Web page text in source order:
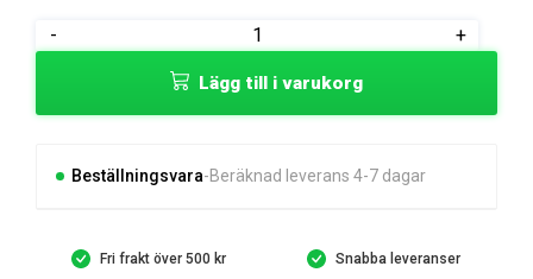
-
CF
Moto
box
625
+
Lägg till i varukorg
Beställningsvara Beräknad leverans 4-7 dagar
Fri frakt över 500 kr
Snabba leveranser